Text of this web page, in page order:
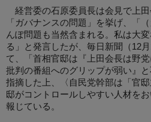
経営委の石原委員長は会見で上
「ガバナンスの問題」を挙げ、「
んぽ問題も当然含まれる。私は大
る」と発言したが、毎日新聞（12
て、「首相官邸は『上田会長は野
批判の番組へのグリップが弱い』
指摘した上、〈自民党幹部は「官
邸がコントロールしやすい人材を
報じている。